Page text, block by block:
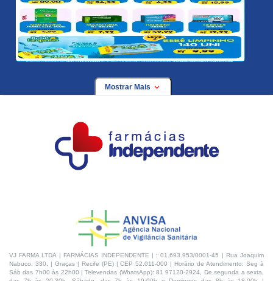
Mostrar Mais
VJ FARMA LTDA | FARMÁCIAS INDEPENDENTE | : 01.693.953/0001-45 | Rua Joaquim
Nabuco, 330, | Graças | Recife (PE) | CEP 52.011-000 | Horário de Atendimento: Seg à
Sáb das 7h00 às 22h00 | Televendas (WhatsApp): 81 97120-2924, De segunda a sexta,